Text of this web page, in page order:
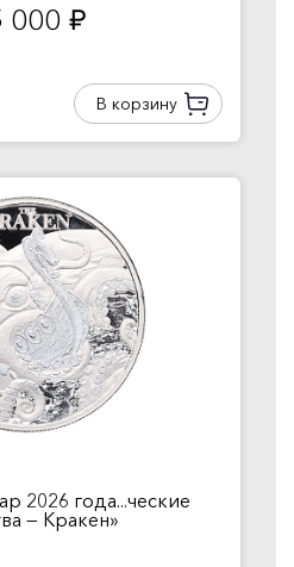
000 руб.
В корзину
2026 года...ческие
— Кракен»